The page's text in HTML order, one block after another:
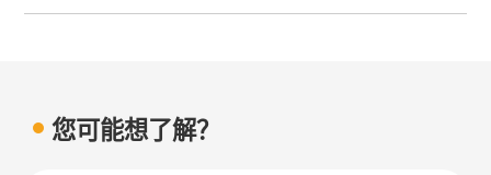
您可能想了解？